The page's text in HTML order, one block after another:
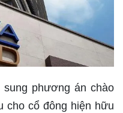
sung phương án chào
cho cổ đông hiện hữu